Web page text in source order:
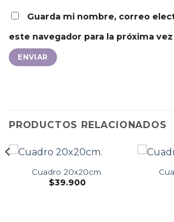
Guarda mi nombre, correo
este navegador para la próxima
PRODUCTOS RELACIONADOS
Cuadro 20x20cm.
$39.900